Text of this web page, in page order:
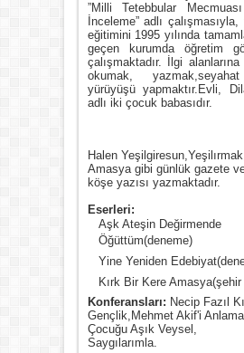
”Milli Tetebbular
İnceleme” adlı
eğitimini 1995 yılında
geçen kurumda öğretim
çalışmaktadır. İlgi
okumak,
yürüyüşü yapmaktır.Evli,
adlı iki çocuk babasıdır.
Halen
Amasya gibi günlük gazete
köşe yazısı yazmaktadır.
Eserleri:
Aşk Ateşin Değirmende
Öğüttüm(deneme)
Yine Yeniden
Kırk Bir Kere Amasya(şehir
Konferansları: Necip Fazıl
Gençlik,Mehmet Akif'i
Çocuğu Aşık Veysel,
Saygılarımla.